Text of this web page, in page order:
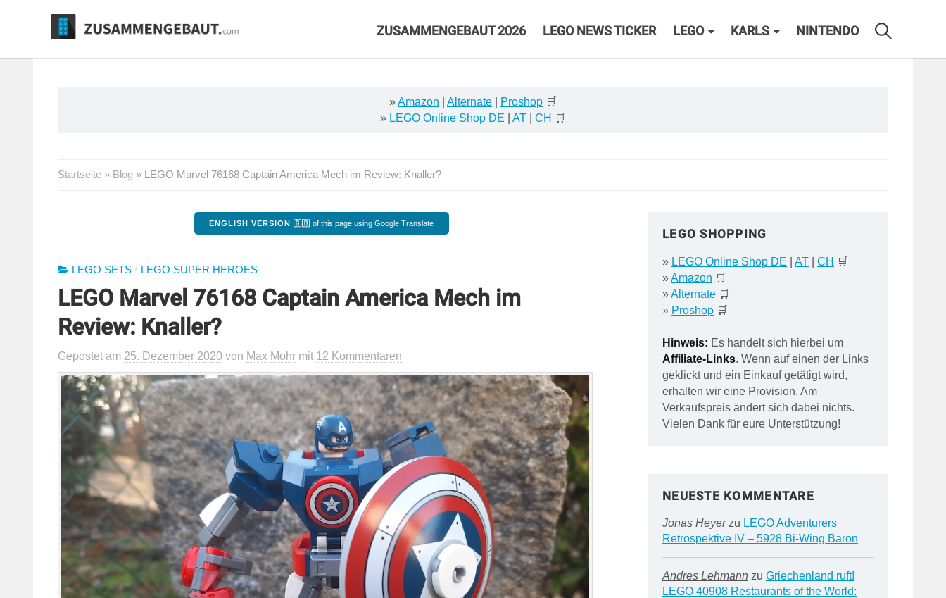
ZUSAMMENGEBAUT 2026 LEGO NEWS TICKER LEGO KARLS NINTENDO
»Amazon Alternate Proshop 🛒
» LEGO Online Shop DE AT CH 🛒
Startseite » Blog » LEGO Marvel 76168 Captain America Mech im Review: Knaller?
ENGLISH VERSION 🇬🇧 of this page using Google Translate
LEGO SETS / LEGO SUPER HEROES
LEGO Marvel 76168 Captain America Mech im
Review: Knaller?
Gepostet am 25. Dezember 2020 von Max Mohr mit 12 Kommentaren
LEGO SHOPPING
» LEGO Online Shop DE AT| CH 🛒
»Amazon 🛒
»Alternate🛒
» Proshop🛒
Hinweis: Es handelt sich hierbei um
Affiliate-Links. Wenn auf einen der Links
geklickt und ein Einkauf getätigt wird,
erhalten wir eine Provision. Am
Verkaufspreis ändert sich dabei nichts.
Vielen Dank für eure Unterstützung!
NEUESTE KOMMENTARE
Jonas Heyerzu LEGO Adventurers
Retrospektive IV – 5928 Bi-Wing Baron
Andres Lehmannzu Griechenland ruft!
LEGO 40908 Restaurants of the World: